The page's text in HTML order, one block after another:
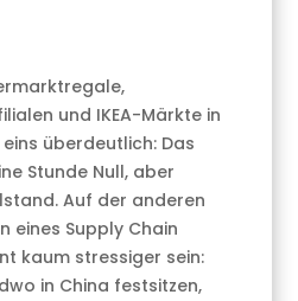
und IKEA-Märkte in
überdeutlich: Das
Stunde Null, aber
Auf der anderen
eines Supply Chain
kaum stressiger sein:
in China festsitzen,